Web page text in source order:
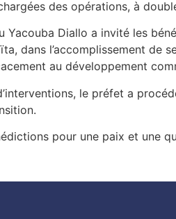
des opérations, à
Yacouba Diallo a invité les
dans l’accomplissement
au développement
le préfet a
pour une paix et une